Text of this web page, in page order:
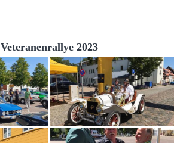
Veteranenrallye 2023